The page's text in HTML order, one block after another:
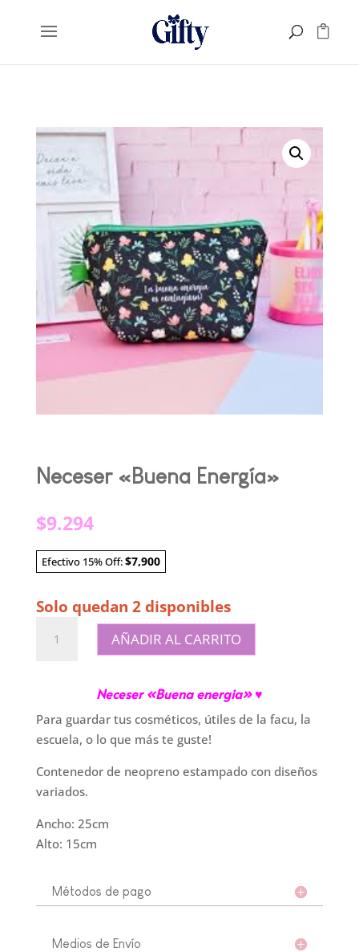
Neceser «Buena Energía»
$9.294
Efectivo 15% Off:$7,900
Solo quedan 2 disponibles
"Buena
AÑADIR AL CARRITO
Neceser «Buena energia» ♥
Para guardar tus cosméticos, útiles de la facu, la
escuela, o lo que más te guste!
Contenedor de neopreno estampado con diseños
variados.
Ancho: 25cm
Alto: 15cm
Métodos de pago
Medios de Envío